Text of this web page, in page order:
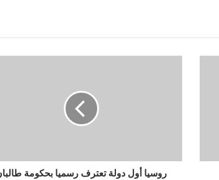
روسيا أول دولة تعترف رسميا بحكومة